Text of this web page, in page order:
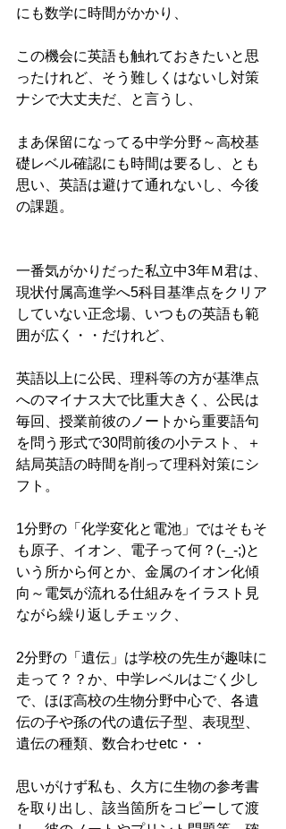
にも数学に時間がかかり、
この機会に英語も触れておきたいと思
ったけれど、そう難しくはないし対策
ナシで大丈夫だ、と言うし、
まあ保留になってる中学分野～高校基
礎レベル確認にも時間は要るし、とも
思い、英語は避けて通れないし、今後
の課題。
一番気がかりだった私立中3年Ｍ君は、
現状付属高進学へ5科目基準点をクリア
していない正念場、いつもの英語も範
囲が広く・・だけれど、
英語以上に公民、理科等の方が基準点
へのマイナス大で比重大きく、公民は
毎回、授業前彼のノートから重要語句
を問う形式で30問前後の小テスト、＋
結局英語の時間を削って理科対策にシ
フト。
1分野の「化学変化と電池」ではそもそ
も原子、イオン、電子って何？(-_-;)と
いう所から何とか、金属のイオン化傾
向～電気が流れる仕組みをイラスト見
ながら繰り返しチェック、
2分野の「遺伝」は学校の先生が趣味に
走って？？か、中学レベルはごく少し
で、ほぼ高校の生物分野中心で、各遺
伝の子や孫の代の遺伝子型、表現型、
遺伝の種類、数合わせetc・・
思いがけず私も、久方に生物の参考書
を取り出し、該当箇所をコピーして渡